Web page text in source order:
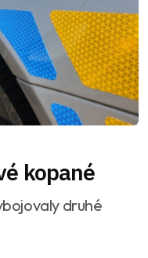
kopané
druhé